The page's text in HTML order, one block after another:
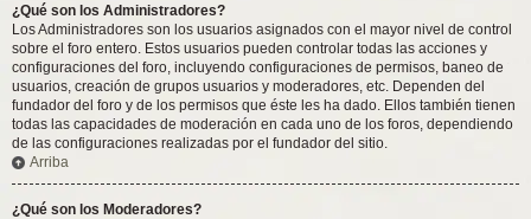
¿Qué son los Administradores?
Los Administradores son los usuarios asignados con el mayor nivel de control
sobre el foro entero. Estos usuarios pueden controlar todas las acciones y
configuraciones del foro, incluyendo configuraciones de permisos, baneo de
usuarios, creación de grupos usuarios y moderadores, etc. Dependen del
fundador del foro y de los permisos que éste les ha dado. Ellos también tienen
todas las capacidades de moderación en cada uno de los foros, dependiendo
de las configuraciones realizadas por el fundador del sitio.
Arriba
¿Qué son los Moderadores?